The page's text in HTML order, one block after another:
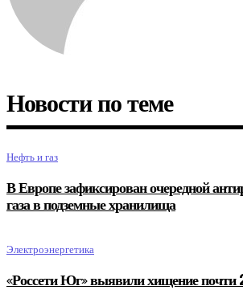
Новости по теме
Нефть и газ
В Европе зафиксирован очередной
газа в подземные хранилища
Электроэнергетика
«Россети Юг» выявили хищение почти